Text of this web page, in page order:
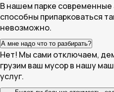
В нашем парке современные
способны припарковаться
невозможно.
А мне надо что то разбирать?
Нет! Мы сами отключаем,
грузим ваш мусор в нашу
услуг.